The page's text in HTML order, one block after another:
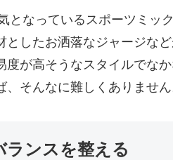
なっているスポーツミ
したお洒落なジャージな
が高そうなスタイルでな
そんなに難しくありませ
ランスを整える